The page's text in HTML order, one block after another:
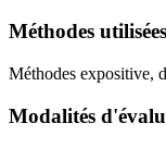
Méthodes utilisées
Méthodes expositive,
Modalités